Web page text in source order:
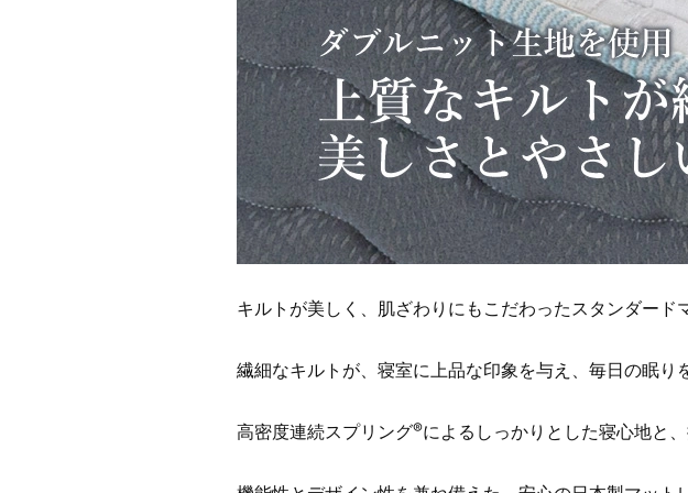
キルトが美しく、肌ざわりにもこだわったスタンダード
繊細なキルトが、寝室に上品な印象を与え、毎日の眠り
高密度連続スプリング®によるしっかりとした寝心地と